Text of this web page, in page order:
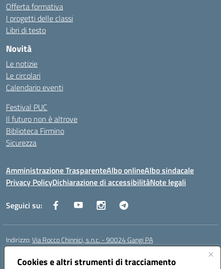
Cookies e altri strumenti di tracciamento
Offerta formativa
I progetti delle classi
Libri di testo
Novità
Le notizie
Le circolari
Calendario eventi
Festival PUC
Il futuro non è altrove
Biblioteca Firmino
Sicurezza
Amministrazione TrasparenteAlbo onlineAlbo sindacale
Privacy PolicyDichiarazione di accessibilitàNote legali
Seguici su:
Indirizzo:Via Rocco Chinnici, s.n.c. - 90024 Gangi PA
Centralino:
Posta elettronica certificata (PEC):pais01700b@pec.istruzione.it